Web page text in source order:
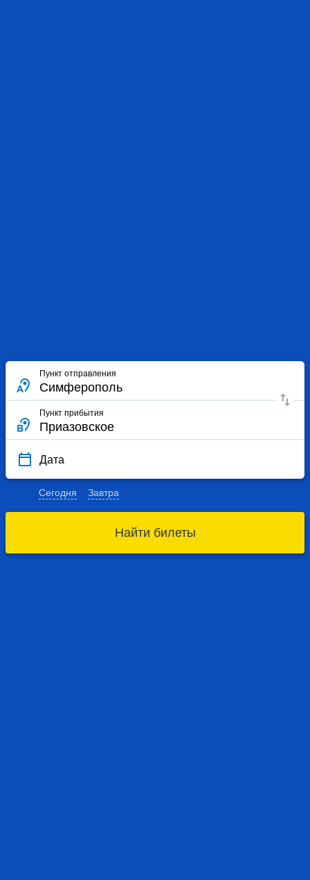
Пункт отправления
Пункт прибытия
Дата
Сегодня Завтра
Найти билеты